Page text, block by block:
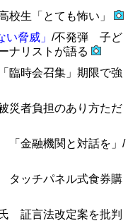
校生「とても怖い」
脅威」 /不発弾 子ど
ナリストが語る
臨時会召集」期限で強
災者負担のあり方ただ
「金融機関と対話を」/
タッチパネル式食券購
証言法改定案を批判